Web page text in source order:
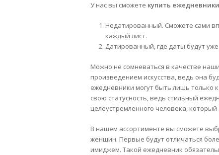
У нас вы сможете купить
Недатированный. Сможете сами
каждый лист.
Датированный, где даты будут
Можно не сомневаться в качестве
произведением искусства, ведь она
ежедневники могут быть лишь только
свою статусность, ведь стильный
целеустремленного человека,
В нашем ассортименте вы сможете
женщин. Первые будут отличаться
имиджем. Такой ежедневник